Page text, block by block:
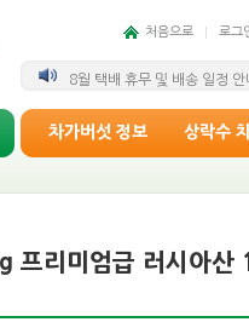
처음으로 로그
8월 택배 휴무 및 배송 일정 안
차가버섯 정보 상락수
프리미엄급 러시아